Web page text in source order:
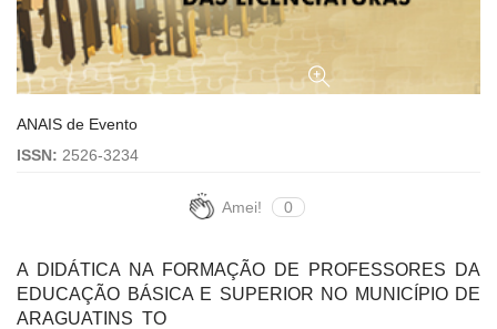
ANAIS de Evento
ISSN: 2526-3234
Amei! 0
A DIDÁTICA NA FORMAÇÃO DE PROFESSORES DA
EDUCAÇÃO BÁSICA E SUPERIOR NO MUNICÍPIO DE
ARAGUATINS  TO